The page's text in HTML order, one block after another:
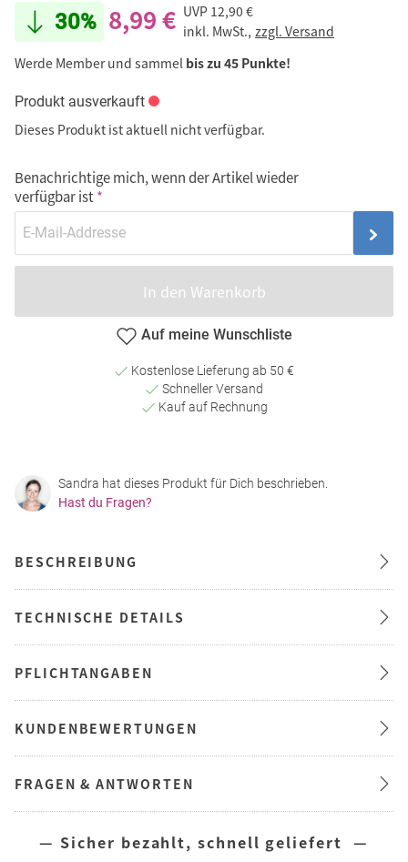
30% 8,99 € UVP 12,90 €
inkl. MwSt., zzgl. Versand
Werde Member und sammel bis zu 45 Punkte!
Produkt ausverkauft
Dieses Produkt ist aktuell nicht verfügbar.
Benachrichtige mich, wenn der Artikel wieder
verfügbar ist
In den Warenkorb
Auf meine Wunschliste
Kostenlose Lieferung ab 50 €
Schneller Versand
Kauf auf Rechnung
Sandra hat dieses Produkt für Dich beschrieben.
Hast du Fragen?
BESCHREIBUNG
TECHNISCHE DETAILS
PFLICHTANGABEN
KUNDENBEWERTUNGEN
FRAGEN & ANTWORTEN
— Sicher bezahlt, schnell geliefert —